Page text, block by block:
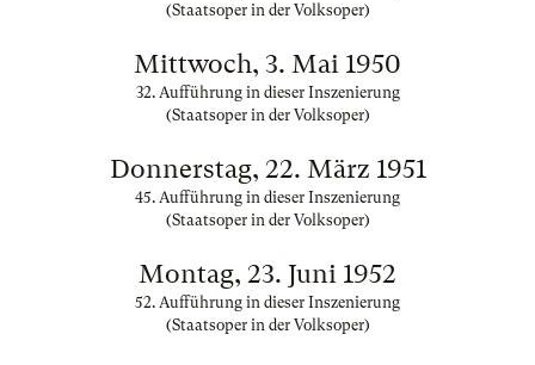
(Staatsoper in der Volksoper)
Mittwoch, 3. Mai 1950
32. Aufführung in dieser Inszenierung
(Staatsoper in der Volksoper)
Donnerstag, 22. März 1951
45. Aufführung in dieser Inszenierung
(Staatsoper in der Volksoper)
Montag, 23. Juni 1952
52. Aufführung in dieser Inszenierung
(Staatsoper in der Volksoper)